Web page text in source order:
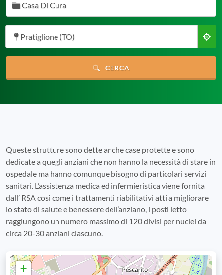
Casa Di Cura
Pratiglione (TO)
CERCA
Queste strutture sono dette anche case protette e sono
dedicate a quegli anziani che non hanno la necessità di stare in
ospedale ma hanno comunque bisogno di particolari servizi
sanitari. L’assistenza medica ed infermieristica viene fornita
dall’ RSA così come i trattamenti riabilitativi atti a migliorare
lo stato di salute e benessere dell’anziano, i posti letto
raggiungono un numero massimo di 120 divisi per nuclei da
circa 20-30 anziani ciascuno.
+